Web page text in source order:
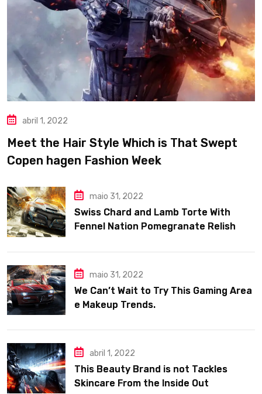
abril 1, 2022
Meet the Hair Style Which is That Swept
Copen hagen Fashion Week
maio 31, 2022
Swiss Chard and Lamb Torte With
Fennel Nation Pomegranate Relish
maio 31, 2022
We Can’t Wait to Try This Gaming Area
e Makeup Trends.
abril 1, 2022
This Beauty Brand is not Tackles
Skincare From the Inside Out